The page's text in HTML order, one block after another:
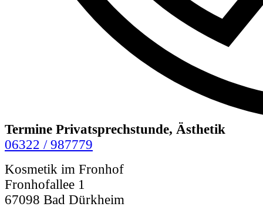
Termine Privatsprechstunde, Ästhetik
06322 / 987779
Kosmetik im Fronhof
Fronhofallee 1
67098 Bad Dürkheim